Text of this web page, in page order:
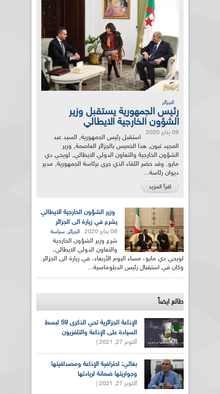
الجزائر
رئيس الجمهورية يستقبل وزير
الشؤون الخارجية الايطالي
09 يناير 2020
استقبل رئيس الجمهورية, السيد عبد
المجيد تبون, هذا الخميس بالجزائر العاصمة, وزير
الشؤون الخارجية والتعاون الدولي الايطالي, لويجي دي
مايو. وقد حضر اللقاء الذي جرى برئاسة الجمهورية, مدير
ديوان رئاسة...
اقرأ المزيد
وزير الشؤون الخارجية الايطالي
يشرع في زيارة الى الجزائر
08 يناير 2020 الجزائر, سياسة
شرع وزير الشؤون الخارجية
والتعاون الدولي الايطالي،
لويجي دي مايو، مساء اليوم الأربعاء، في زيارة الى الجزائر.
وكان في استقبال رئيس الدبلوماسية...
طالع ايضاً
الإذاعة الجزائرية تحي الذكرى 59 لبسط
السيادة على الإذاعة والتلفزيون
أكتوبر 27, 2021 |
بغالي: احترافية الإذاعة ومصداقيتها
وجواريتها ضمانة لريادتها
أكتوبر 27, 2021 |